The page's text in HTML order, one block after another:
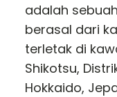
adalah
berasal dari
terletak di
Shikotsu,
Hokkaido,